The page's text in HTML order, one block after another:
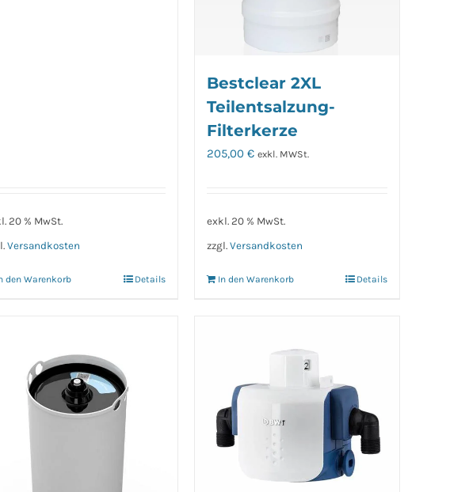
20 % MwSt.
Versandkosten
den Warenkorb Details
Bestclear 2XL
Teilentsalzung-
Filterkerze
205,00 € exkl. MWSt.
exkl. 20 % MwSt.
zzgl. Versandkosten
In den Warenkorb Details